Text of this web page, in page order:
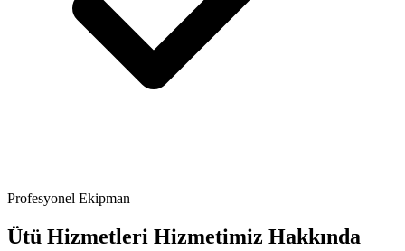
Profesyonel Ekipman
Ütü Hizmetleri Hizmetimiz Hakkında